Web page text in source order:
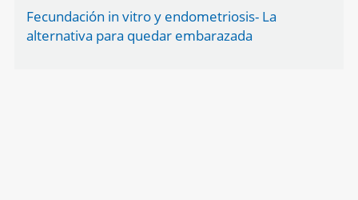
Fecundación in vitro y endometriosis- La
alternativa para quedar embarazada